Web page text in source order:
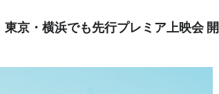
京・横浜でも先行プレミア上映会 開